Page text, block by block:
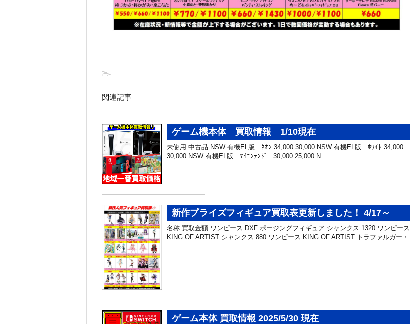
-
関連記事
ゲーム機本体 買取情報 1/10現在
未使用 中古品 NSW 有機EL版 ﾈｵﾝ 34,000 30,000 NSW 有機EL版 ﾎﾜｲﾄ 34,000
30,000 NSW 有機EL版 ﾏｲﾆﾝﾃﾝﾄﾞｰ 30,000 25,000 N …
新作プライズフィギュア買取表更新しました！ 4/17～
名称 買取金額 ワンピース DXF ポージングフィギュア シャンクス 1320 ワンピース
KING OF ARTIST シャンクス 880 ワンピース KING OF ARTIST トラファルガー・
…
ゲーム本体 買取情報 2025/5/30 現在